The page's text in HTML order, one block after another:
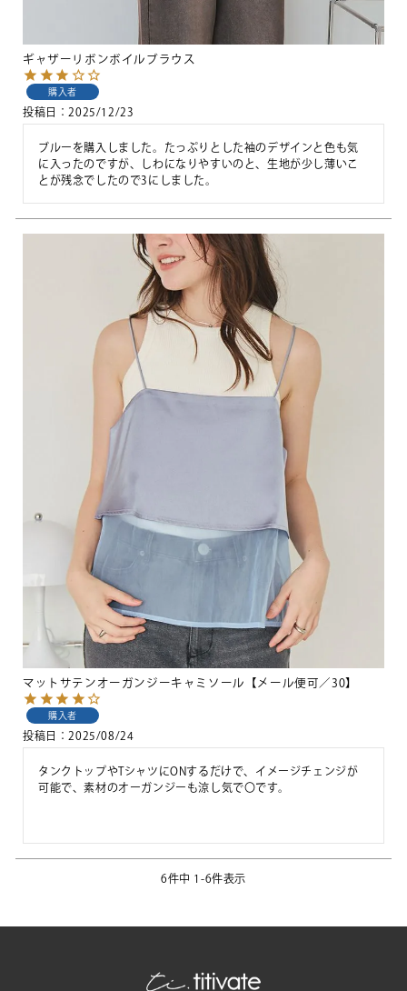
ギャザーリボンボイルブラウス
購入者
投稿日 2025/12/23
ブルーを購入しました。たっぷりとした袖のデザインと色も気
に入ったのですが、しわになりやすいのと、生地が少し薄いこ
とが残念でしたので3にしました。
マットサテンオーガンジーキャミソール【メール便可／30】
購入者
投稿日 2025/08/24
タンクトップやTシャツにONするだけで、イメージチェンジが
可能で、素材のオーガンジーも涼し気で〇です。
6件中 1 -6件表示